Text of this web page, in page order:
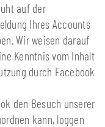
auf der
Ihres Accounts
Wir weisen darauf
Kenntnis vom Inhalt
durch Facebook
den Besuch unserer
kann, loggen